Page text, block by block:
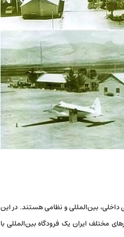
حدود 90 عدد اعلام کرده‌اند که برخی داخلی، بین‌المللی و نظامی هستند. در این
مختلف ایران یک فرودگاه بین‌المللی با